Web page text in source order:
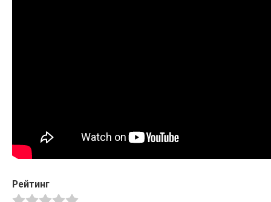
Рейтинг